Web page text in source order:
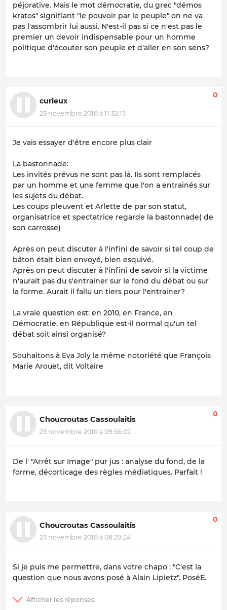
péjorative. Mais le mot démocratie, du grec "démos
kratos" signifiant "le pouvoir par le peuple" on ne va
pas l'assombrir lui aussi. N'est-il pas si ce n'est pas le
premier un devoir indispensable pour un homme
politique d'écouter son peuple et d'aller en son sens?
curieux
23 novembre 2010 à 11:32:15
0
Je vais essayer d'être encore plus clair
La bastonnade:
Les invités prévus ne sont pas là. Ils sont remplacés
par un homme et une femme que l'on a entrainés sur
les sujets du débat.
Les coups pleuvent et Arlette de par son statut,
organisatrice et spectatrice regarde la bastonnade( de
son carrosse)
Après on peut discuter à l'infini de savoir si tel coup de
bâton était bien envoyé, bien esquivé.
Après on peut discuter à l'infini de savoir si la victime
n'aurait pas du s'entrainer sur le fond du débat ou sur
la forme. Aurait il fallu un tiers pour l'entrainer?
La vraie question est: en 2010, en France, en
Démocratie, en République est-il normal qu'un tel
débat soit ainsi organisé?
Souhaitons à Eva Joly la même notoriété que François
Marie Arouet, dit Voltaire
Choucroutas Cassoulaitis
23 novembre 2010 à 09:56:02
0
De l' "Arrêt sur Image" pur jus : analyse du fond, de la
forme, décorticage des règles médiatiques. Parfait !
Choucroutas Cassoulaitis
23 novembre 2010 à 08:29:24
0
Si je puis me permettre, dans votre chapo : "C'est la
question que nous avons posé à Alain Lipietz". PoséE.